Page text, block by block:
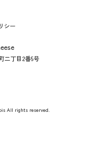
シー
二丁目2番5号
All rights reserved.